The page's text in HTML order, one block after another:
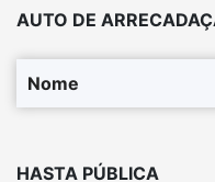
AUTO DE
Nome
HASTA PÚBLICA